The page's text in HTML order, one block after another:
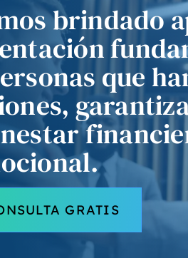
brindado
que
GRATIS